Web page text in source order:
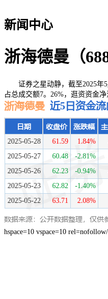
新闻中心
浙海德曼（
证券之星动静，截至2025年5
占总成交额7。26%，逛资资金
hspace=10 vspace=10